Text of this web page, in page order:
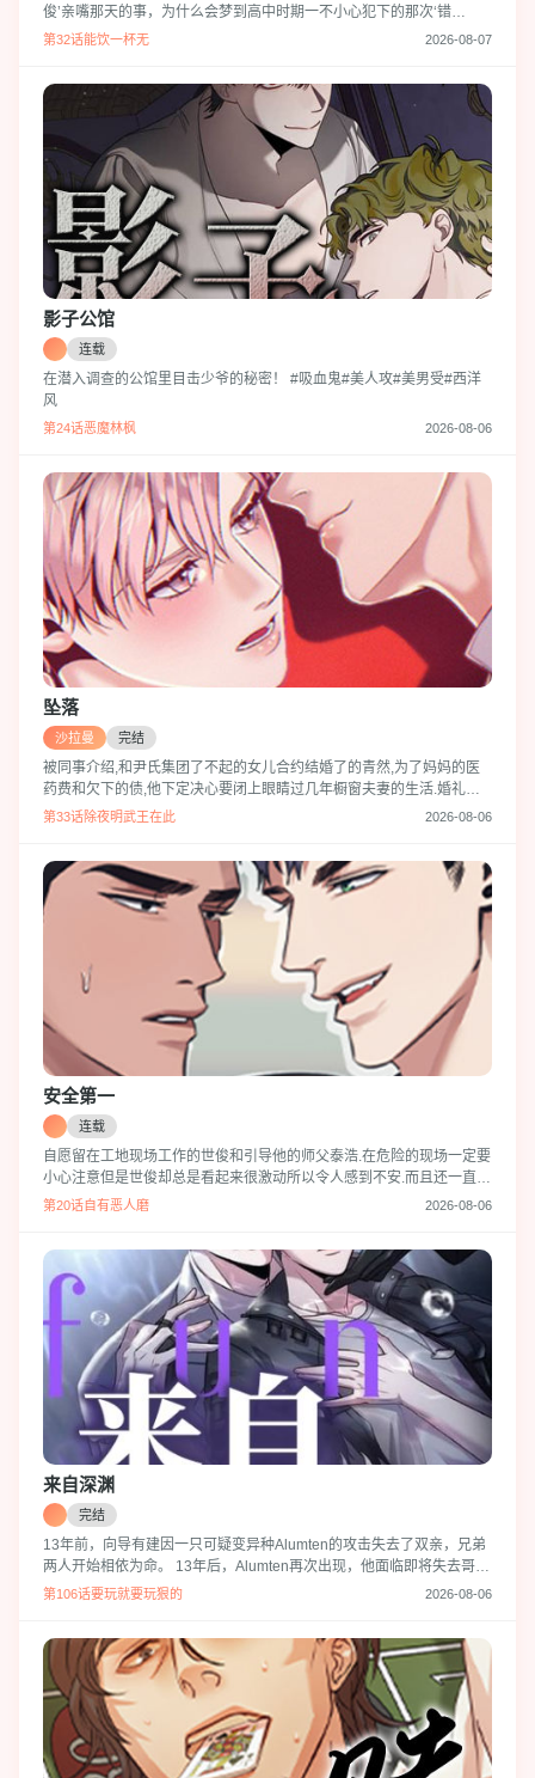
俊’亲嘴那天的事，为什么会梦到高中时期一不小心犯下的那次‘错
误’呢？觉得自己可能已经太久没恋爱了的‘多云’，不久就在课室碰到了
却是你亲我了。一直以来的朋友为什么会突然这么做，又为什么要突然
对多云步步紧逼？
第32话能饮一杯无 2026-08-07
影子公馆
连载
在潜入调查的公馆里目击少爷的秘密！ #吸血鬼#美人攻#美男受#西洋
风
第24话恶魔林枫 2026-08-06
坠落
沙拉曼 完结
被同事介绍,和尹氏集团了不起的女儿合约结婚了的青然,为了妈妈的医
药费和欠下的债,他下定决心要闭上眼睛过几年橱窗夫妻的生活.婚礼当
天却与曾是高中前后辈的度音以姐夫-小舅子的身份再会了,突然度音说
第33话除夜明武王在此 2026-08-06
安全第一
连载
自愿留在工地现场工作的世俊和引导他的师父泰浩.在危险的现场一定要
小心注意但是世俊却总是看起来很激动所以令人感到不安.而且还一直闻
来闻去的的偷偷靠近世俊更让世俊感到有负担,难道…他都发现了故意这
第20话自有恶人磨 2026-08-06
来自深渊
完结
13年前，向导有建因一只可疑变异种Alumten的攻击失去了双亲，兄弟
两人开始相依为命。 13年后，Alumten再次出现，他面临即将失去哥哥
的危机... 已经走投无路的有建，唯一的选择就只有S级猎人禹信济的提
第106话要玩就要玩狠的 2026-08-06